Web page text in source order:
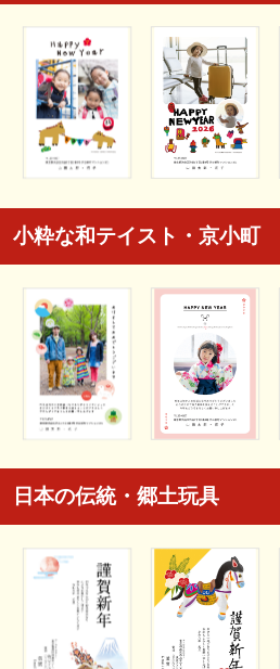
小粋な和テイスト・京小町
日本の伝統・郷土玩具